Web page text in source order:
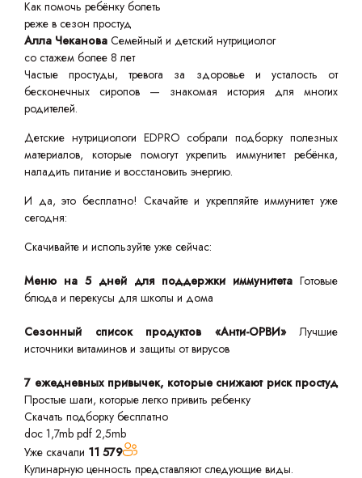
Как помочь ребёнку болеть
реже в сезон простуд
Алла Чеканова Семейный и детский нутрициолог
со стажем более 8 лет
Частые простуды, тревога за здоровье и усталость от
бесконечных сиропов — знакомая история для многих
родителей.
Детские нутрициологи EDPRO собрали подборку полезных
материалов, которые помогут укрепить иммунитет ребёнка,
наладить питание и восстановить энергию.
И да, это бесплатно! Скачайте и укрепляйте иммунитет уже
сегодня:
Скачивайте и используйте уже сейчас:
Меню на 5 дней для поддержки иммунитета Готовые
блюда и перекусы для школы и дома
Сезонный список продуктов «Анти-ОРВИ»
Лучшие
источники витаминов и защиты от вирусов
7 ежедневных привычек, которые снижают риск простуд
Простые шаги, которые легко привить ребенку
Скачать подборку бесплатно
doc 1,7mb pdf 2,5mb
Уже скачали 11 579
Кулинарную ценность представляют следующие виды.